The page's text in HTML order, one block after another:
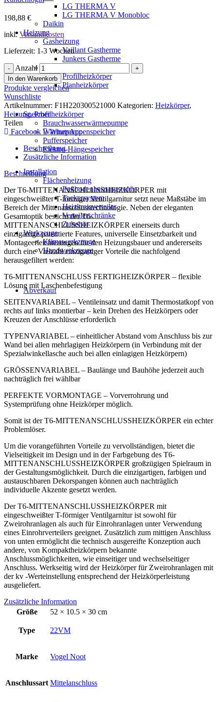
LG THERMA V
LG THERMA V Monobloc
Daikin
Heizung
Gasheizung
Vaillant Gastherme
Junkers Gastherme
Heizkörper
Profilheizkörper
Planheizkörper
Speicher
Brauchwasserwärmepumpe
Wärmepumpenspeicher
Pufferspeicher
Elektro-Hängespeicher
Installation
Flächenheizung
Fußbodenheizungsrohre
Tackersystem
Heizkreisverteiler
Verteilerschränke
Zubehör
Werkzeuge
Klimawerkzeuge
Handwerkzeuge
Abverkauf
198,88 €
inkl.Versandkosten
Lieferzeit: 1-3 Wochen
Anzahl
In den Warenkorb
Produkte vergleichen
Wunschliste
Artikelnummer: F1H220300521000 Kategorien: Heizkörper,
Heizung, Profilheizkörper
Teilen
Facebook
WhatsApp
Beschreibung
Zusätzliche Information
Beschreibung
Der T6-MITTENANSCHLUSSHEIZKÖRPER mit
eingeschweißter T-förmiger Ventilgarnitur setzt neue Maßstäbe im
Bereich der Mittenanschlusstechnologie. Neben der eleganten
Gesamtoptik besticht der T6-
MITTENANSCHLUSSHEIZKÖRPER einerseits durch
einzigartige patentierte Features, universelle Einsetzbarkeit und
Montageerleichterungen für den Heizungsbauer und andererseits
durch eine Vielzahl einzigartiger Vorteile die nachfolgend
herausgefiltert werden:
T6-MITTENANSCHLUSS FERTIGHEIZKÖRPER – flexible
Lösung mit Laschenbefestigung
SEITENVARIABEL – Ventileinsatz und damit Thermostatkopf von
rechts auf links montierbar – kein Drehen des Heizkörpers oder
Kreuzen der Anschlüsse erforderlich
TYPENVARIABEL – einheitlicher Abstand vom Anschluss bis zur
Wand bei allen mehrlagigen Heizkörpern (in Verbindung mit der
Spezialwinkellasche auch bei allen einlagigen Heizkörpern)
GRÖSSENVARIABEL – Baulänge und Bauhöhe jederzeit auch
nachträglich frei wählbar
PERFEKTE VORMONTAGE – Vorverrohrung und
Systemprüfung ohne Heizkörper möglich.
Somit ist der T6-MITTENANSCHLUSSHEIZKÖRPER ein echter
Problemlöser.
Um die vorangeführten Vorteile zu vervollständigen, bietet die
Vielseitigkeit im Design und in der Farbgebung des T6-
MITTENANSCHLUSSHEIZKÖRPER großzügigen Spielraum in
der Gestaltungsmöglichkeit. Durch die einzigartigen, farbigen und
austauschbaren Dekorspangen können auch nachträglich
individuelle Akzente gesetzt werden.
Der T6-MITTENANSCHLUSSHEIZKÖRPER mit
eingeschweißter T-förmiger Ventilgarnitur ist sowohl für
Zweirohranlagen als auch für Einrohranlagen unter Verwendung
eines Einrohrverteilers geeignet. Zusätzlich zum mittigen Anschluss
von unten ermöglicht die technisch ausgereifte Konzeption auch
andere, von Kompaktheizkörpern bekannte
Anschlussmöglichkeiten, wie einseitiger und wechselseitiger
Anschluss. Werkseitig wird der Heizkörper für Zweirohranlagen mit
der kv -Werteinstellung entsprechend der Heizkörperleistung
ausgeliefert.
Zusätzliche Information
Größe
52 × 10.5 × 30 cm
Type 22VM
Marke Vogel Noot
Anschlussart Mittelanschluss